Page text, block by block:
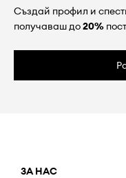
Създай профил и
получаваш до20%
ЗА НАС